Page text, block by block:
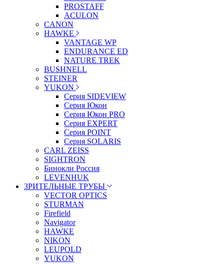
PROSTAFF
ACULON
CANON
HAWKE
VANTAGE WP
ENDURANCE ED
NATURE TREK
BUSHNELL
STEINER
YUKON
Серия SIDEVIEW
Серия Юкон
Серия Юкон PRO
Серия EXPERT
Серия POINT
Серия SOLARIS
CARL ZEISS
SIGHTRON
Бинокли Россия
LEVENHUK
ЗРИТЕЛЬНЫЕ ТРУБЫ
VECTOR OPTICS
STURMAN
Firefield
Navigator
HAWKE
NIKON
LEUPOLD
YUKON